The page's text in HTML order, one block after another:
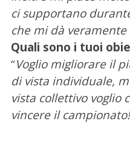
ci supportano
che mi dà
Quali sono i tuoi
“Voglio migliorare il
di vista individuale,
vista collettivo voglio
vincere il campionato!
C
e
c
a
p